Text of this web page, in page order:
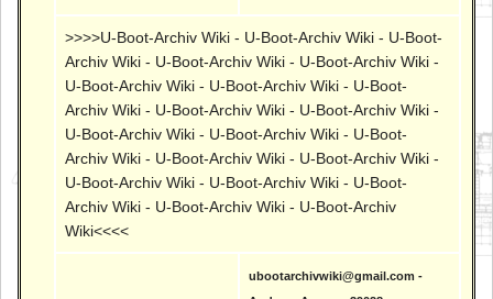
>>>>U-Boot-Archiv Wiki - U-Boot-Archiv Wiki - U-Boot-
Archiv Wiki - U-Boot-Archiv Wiki - U-Boot-Archiv Wiki -
U-Boot-Archiv Wiki - U-Boot-Archiv Wiki - U-Boot-
Archiv Wiki - U-Boot-Archiv Wiki - U-Boot-Archiv Wiki -
U-Boot-Archiv Wiki - U-Boot-Archiv Wiki - U-Boot-
Archiv Wiki - U-Boot-Archiv Wiki - U-Boot-Archiv Wiki -
U-Boot-Archiv Wiki - U-Boot-Archiv Wiki - U-Boot-
Archiv Wiki - U-Boot-Archiv Wiki - U-Boot-Archiv
Wiki<<<<
ubootarchivwiki@gmail.com -